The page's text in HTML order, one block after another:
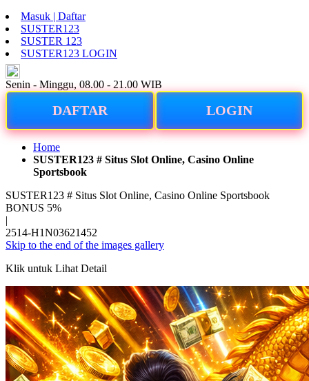
Masuk | Daftar
SUSTER123
SUSTER 123
SUSTER123 LOGIN
Senin - Minggu, 08.00 - 21.00 WIB
DAFTAR LOGIN
Home
SUSTER123 # Situs Slot Online, Casino Online
Sportsbook
SUSTER123 # Situs Slot Online, Casino Online Sportsbook
BONUS 5%
|
2514-H1N03621452
Skip to the end of the images gallery
Klik untuk Lihat Detail